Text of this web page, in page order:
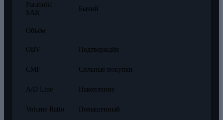
Parabolic
SAR
Бычий
Объём
OBV Подтверждён
CMF Сильные покупки
A/D Line Накопление
Volume Ratio Повышенный